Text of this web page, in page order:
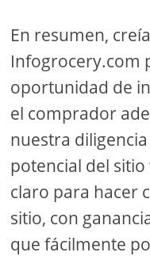
En resumen,
Infogrocery.com
oportunidad de
el comprador
nuestra
potencial del
claro para hacer
sitio, con
que fácilmente